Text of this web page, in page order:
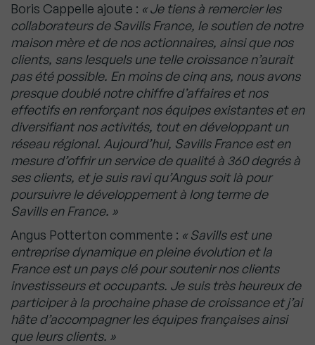
Boris Cappelle ajoute : « Je tiens à remercier les
collaborateurs de Savills France, le soutien de notre
maison mère et de nos actionnaires, ainsi que nos
clients, sans lesquels une telle croissance n’aurait
pas été possible. En moins de cinq ans, nous avons
presque doublé notre chiffre d’affaires et nos
effectifs en renforçant nos équipes existantes et en
diversifiant nos activités, tout en développant un
réseau régional. Aujourd’hui, Savills France est en
mesure d’offrir un service de qualité à 360 degrés à
ses clients, et je suis ravi qu’Angus soit là pour
poursuivre le développement à long terme de
Savills en France. »
Angus Potterton commente : « Savills est une
entreprise dynamique en pleine évolution et la
France est un pays clé pour soutenir nos clients
investisseurs et occupants. Je suis très heureux de
participer à la prochaine phase de croissance et j’ai
hâte d’accompagner les équipes françaises ainsi
que leurs clients. »